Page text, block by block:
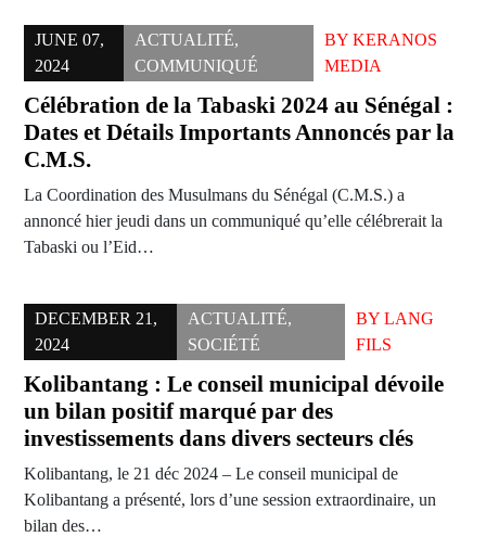
JUNE 07,
2024
ACTUALITÉ,
COMMUNIQUÉ
BYKERANOS
MEDIA
Célébration de la Tabaski 2024 au Sénégal :
Dates et Détails Importants Annoncés par la
C.M.S.
La Coordination des Musulmans du Sénégal (C.M.S.) a
annoncé hier jeudi dans un communiqué qu’elle célébrerait la
Tabaski ou l’Eid…
DECEMBER 21,
2024
ACTUALITÉ,
SOCIÉTÉ
BY LANG
FILS
Kolibantang : Le conseil municipal dévoile
un bilan positif marqué par des
investissements dans divers secteurs clés
Kolibantang, le 21 déc 2024 – Le conseil municipal de
Kolibantang a présenté, lors d’une session extraordinaire, un
bilan des…